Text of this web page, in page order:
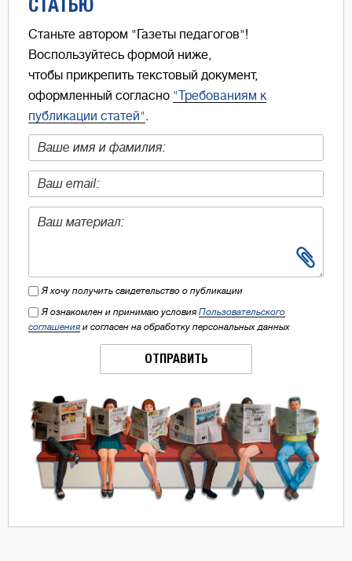
Станьте автором "Газеты педагогов"!
Воспользуйтесь формой ниже,
чтобы прикрепить текстовый документ,
оформленный согласно "Требованиям к
публикации статей"
Я хочу получить свидетельство о публикации
Я ознакомлен и принимаю условия Пользовательского
соглашения и согласен на обработку персональных данных
ОТПРАВИТЬ